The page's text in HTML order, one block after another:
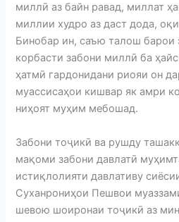
миллӣ аз байн равад, миллат
миллии худро аз даст дода,
Бинобар ин, саъю талош барои
корбасти забони миллӣ ба
ҳатмӣ гардонидани риояи он
муассисаҳои кишвар як амри
ниҳоят муҳим мебошад.
Забони тоҷикӣ ва рушду
мақоми забони давлатӣ
истиқлолияти давлативу
Суханрониҳои Пешвои
шевою шоиронаи тоҷикӣ аз